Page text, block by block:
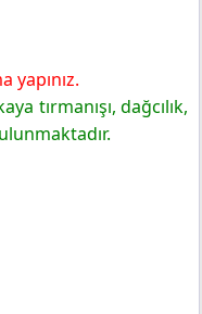
yapınız.
tırmanışı, dağcılık,